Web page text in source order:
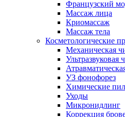
Французский
Массаж лица
Криомассаж
Массаж тела
Косметологические
Механическая
Ультразвуковая
УЗ фонофорез
Химические
Уходы
Микронидлинг
Коррекция